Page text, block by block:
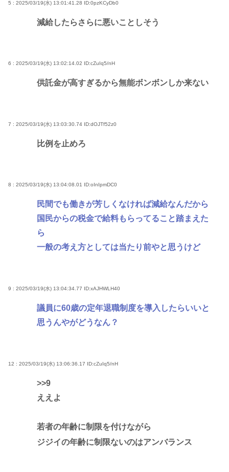
5 : 2025/03/19(水) 13:01:41.28 ID:0pzKCyDb0
減給したらさらに悪いことしそう
6 : 2025/03/19(水) 13:02:14.02 ID:cZuIq5/nH
供託金が高すぎるから無能ボンボンしか来ない
7 : 2025/03/19(水) 13:03:30.74 ID:dOJTf52z0
比例を止めろ
8 : 2025/03/19(水) 13:04:08.01 ID:oInIpmDC0
民間でも働きが芳しくなければ減給なんだから
国民からの税金で給料もらってること踏まえた
ら
一般の考え方としては当たり前やと思うけど
9 : 2025/03/19(水) 13:04:34.77 ID:xAJHWLH40
議員に60歳の定年退職制度を導入したらいいと
思うんやがどうなん？
12 : 2025/03/19(水) 13:06:36.17 ID:cZuIq5/nH
>>9
ええよ
若者の年齢に制限を付けながら
ジジイの年齢に制限ないのはアンバランス